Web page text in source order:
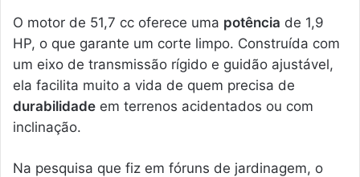
O motor de 51,7 cc oferece uma potência de 1,9
HP, o que garante um corte limpo. Construída com
um eixo de transmissão rígido e guidão ajustável,
ela facilita muito a vida de quem precisa de
durabilidade em terrenos acidentados ou com
inclinação.
Na pesquisa que fiz em fóruns de jardinagem, o